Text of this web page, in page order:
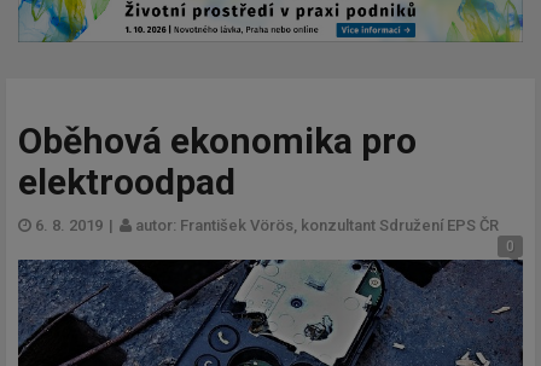
Oběhová ekonomika pro
elektroodpad
6. 8. 2019 | autor: František Vörös, konzultant Sdružení EPS ČR
0